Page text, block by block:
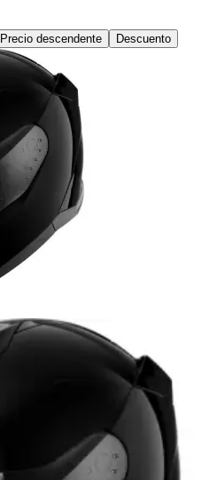
Precio descendente Descuento